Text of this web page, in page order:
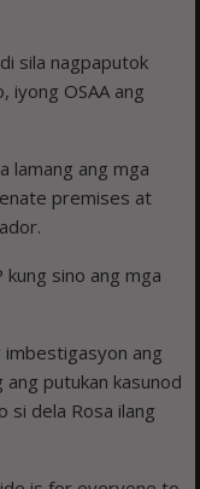
sila nagpaputok
OSAA ang
lamang ang mga
premises at
sino ang mga
imbestigasyon ang
putukan kasunod
si dela Rosa ilang